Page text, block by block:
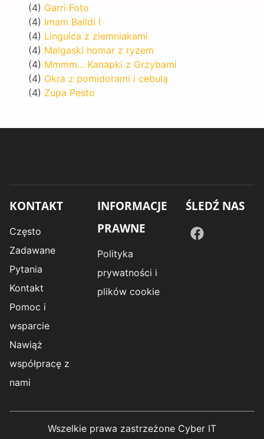
(4) Garri Foto
(4) Imam Baildi I
(4) Linguica z ziemniakami
(4) Malgaski homar z ryzem
(4) Mmmm... Kanapki z Grzybami
(4) Okra z pomidorami i cebulą
(4) Zupa Pesto
KONTAKT
Często
Zadawane
Pytania
Kontakt
Pomoc i
wsparcie
Nawiąż
współpracę z
nami
INFORMACJE
PRAWNE
Polityka
prywatności i
plików cookie
ŚLEDŹ NAS
Wszelkie prawa zastrzeżone Cyber IT